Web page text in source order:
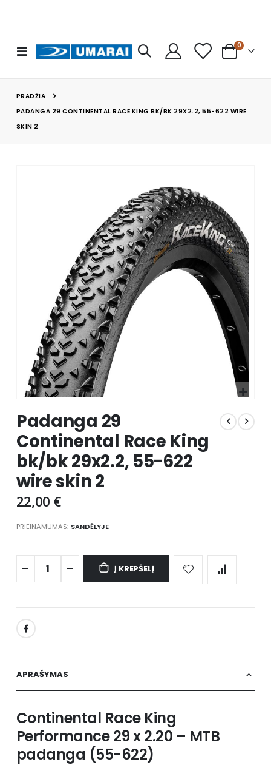
Toggle
Nav
Cart
0prekės
PRADŽIA
PADANGA 29 CONTINENTAL RACE KING BK/BK 29X2.2, 55-622 WIRE
SKIN 2
to
the
beginning
of
the
images
gallery
Padanga 29
Continental Race King
bk/bk 29x2.2, 55-622
wire skin 2
22,00 €
PRIEINAMUMAS: SANDĖLYJE
Į KREPŠELĮ
APRAŠYMAS
Continental Race King
Performance 29 x 2.20 – MTB
padanga (55-622)